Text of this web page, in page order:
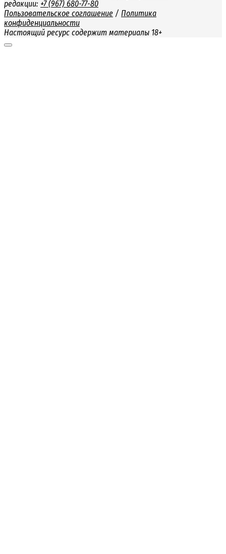
редакции: +7 (967) 680-77-80
Пользовательское соглашение / Политика
конфиденциальности
Настоящий ресурс содержит материалы 18+